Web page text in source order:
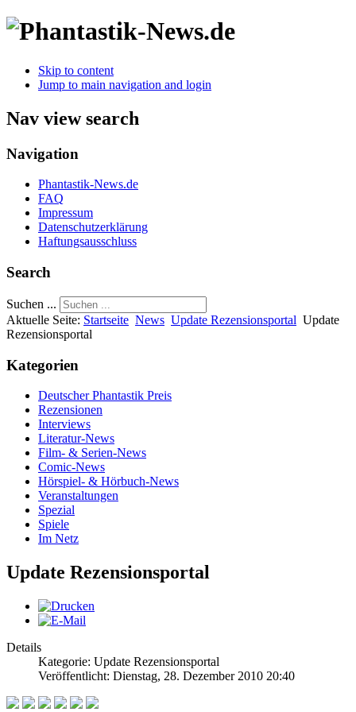
Skip to content
Jump to main navigation and login
Nav view search
Navigation
Phantastik-News.de
FAQ
Impressum
Datenschutzerklärung
Haftungsausschluss
Search
Suchen ...
Aktuelle Seite: Startseite News Update Rezensionsportal Update
Rezensionsportal
Kategorien
Deutscher Phantastik Preis
Rezensionen
Interviews
Literatur-News
Film- & Serien-News
Comic-News
Hörspiel- & Hörbuch-News
Veranstaltungen
Spezial
Spiele
Im Netz
Update Rezensionsportal
Details
Kategorie: Update Rezensionsportal
Veröffentlicht: Dienstag, 28. Dezember 2010 20:40